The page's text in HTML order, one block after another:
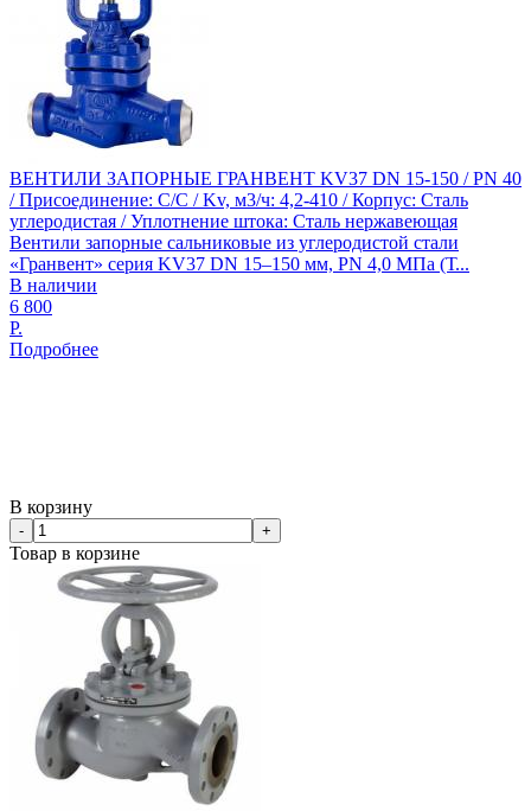
ВЕНТИЛИ ЗАПОРНЫЕ ГРАНВЕНТ KV37 DN 15-150 / PN 40
/ Присоединение: С/С / Kv, м3/ч: 4,2-410 / Корпус: Сталь
углеродистая / Уплотнение штока: Сталь нержавеющая
Вентили запорные сальниковые из углеродистой стали
«Гранвент» серия KV37 DN 15–150 мм, PN 4,0 МПа (Т...
В наличии
6 800
Р.
Подробнее
В корзину
- +
Товар в корзине